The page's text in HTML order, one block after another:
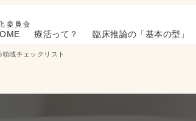
療活って？ 臨床推論の「基本の型」
域チェックリスト